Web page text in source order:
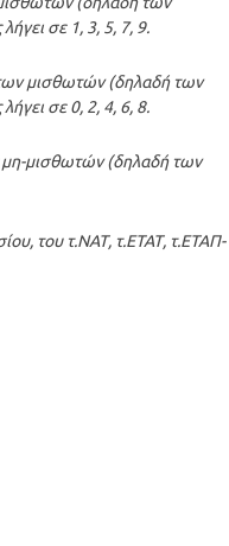
σε 1, 3, 5, 7, 9.
των μισθωτών (δηλαδή των
σε 0, 2, 4, 6, 8.
μη-μισθωτών (δηλαδή των
του τ.ΝΑΤ, τ.ΕΤΑΤ, τ.ΕΤΑΠ-